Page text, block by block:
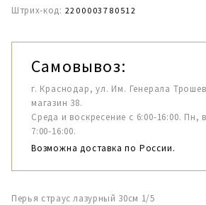
Штрих-код: 2200003780512
Самовывоз:
г. Краснодар, ул. Им. Генерала
магазин 38.
Среда и воскресение с 6:00-16:00. Пн,
7:00-16:00.
Возможна доставка по России.
Перья страус лазурный 30см 1/5